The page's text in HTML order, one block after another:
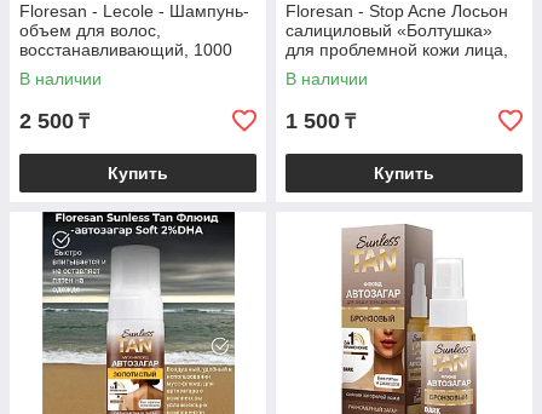
Floresan - Lecole - Шампунь-
объем для волос,
восстанавливающий, 1000
мл
В наличии
2 500 ₸
Купить
Floresan - Stop Acne Лосьон
салициловый «Болтушка»
для проблемной кожи лица,
30 мл
В наличии
1 500 ₸
Купить